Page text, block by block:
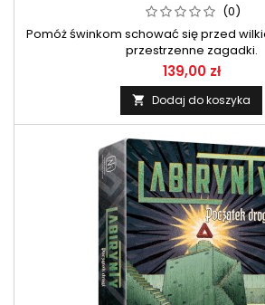
(0)
Pomóż świnkom schować się przed
przestrzenne zagadki.
139,00 zł
 Dodaj do koszyka